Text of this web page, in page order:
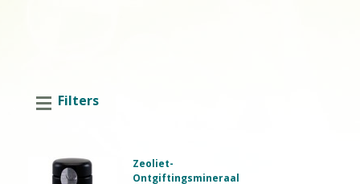
Filters
Zeoliet-
Ontgiftingsmineraal